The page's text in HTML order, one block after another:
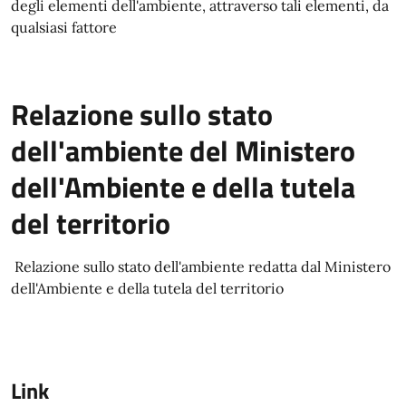
degli elementi dell'ambiente, attraverso tali elementi, da
qualsiasi fattore
Relazione sullo stato
dell'ambiente del Ministero
dell'Ambiente e della tutela
del territorio
Relazione sullo stato dell'ambiente redatta dal Ministero
dell'Ambiente e della tutela del territorio
Link